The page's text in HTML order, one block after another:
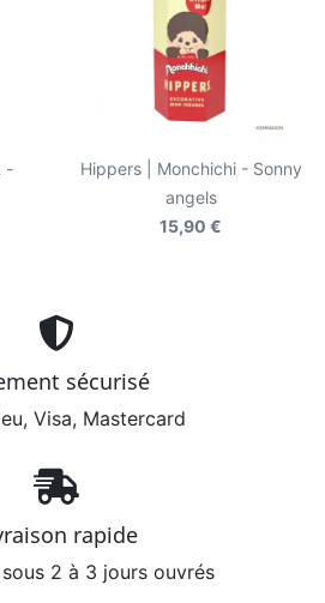
-
Hippers | Monchichi - Sonny
angels
15,90 €
sécurisé
Visa, Mastercard
rapide
2 à 3 jours ouvrés